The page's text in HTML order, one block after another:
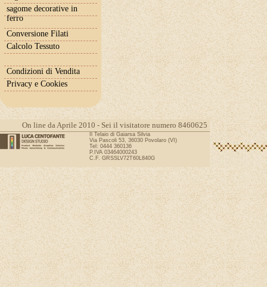
sagome decorative in
ferro
Conversione Filati
Calcolo Tessuto
Condizioni di Vendita
Privacy e Cookies
On line da Aprile 2010 - Sei il visitatore numero 8460625
Il Telaio di Gaiarsa Silvia
Via Pascoli 53, 36030 Povolaro (VI)
Tel: 0444 360136
P.IVA 03464000243
C.F. GRSSLV72T60L840G